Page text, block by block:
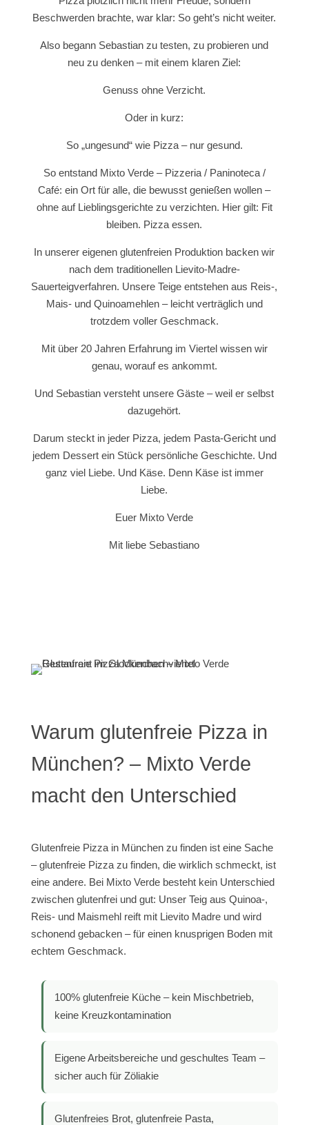
Beschwerden brachte, war klar: So geht’s nicht weiter.
Also begann Sebastian zu testen, zu probieren und
neu zu denken – mit einem klaren Ziel:
Genuss ohne Verzicht.
Oder in kurz:
So „ungesund“ wie Pizza – nur gesund.
So entstand Mixto Verde – Pizzeria / Paninoteca /
Café: ein Ort für alle, die bewusst genießen wollen –
ohne auf Lieblingsgerichte zu verzichten. Hier gilt: Fit
bleiben. Pizza essen.
In unserer eigenen glutenfreien Produktion backen wir
nach dem traditionellen Lievito-Madre-
Sauerteigverfahren. Unsere Teige entstehen aus Reis-,
Mais- und Quinoamehlen – leicht verträglich und
trotzdem voller Geschmack.
Mit über 20 Jahren Erfahrung im Viertel wissen wir
genau, worauf es ankommt.
Und Sebastian versteht unsere Gäste – weil er selbst
dazugehört.
Darum steckt in jeder Pizza, jedem Pasta-Gericht und
jedem Dessert ein Stück persönliche Geschichte. Und
ganz viel Liebe. Und Käse. Denn Käse ist immer
Liebe.
Euer Mixto Verde
Mit liebe Sebastiano
Warum glutenfreie Pizza in
München? – Mixto Verde
macht den Unterschied
Glutenfreie Pizza in München zu finden ist eine Sache
– glutenfreie Pizza zu finden, die wirklich schmeckt, ist
eine andere. Bei Mixto Verde besteht kein Unterschied
zwischen glutenfrei und gut: Unser Teig aus Quinoa-,
Reis- und Maismehl reift mit Lievito Madre und wird
schonend gebacken – für einen knusprigen Boden mit
echtem Geschmack.
100% glutenfreie Küche – kein Mischbetrieb,
keine Kreuzkontamination
Eigene Arbeitsbereiche und geschultes Team –
sicher auch für Zöliakie
Glutenfreies Brot, glutenfreie Pasta,